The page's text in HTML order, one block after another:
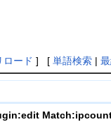
ロード ] [ 単語検索|